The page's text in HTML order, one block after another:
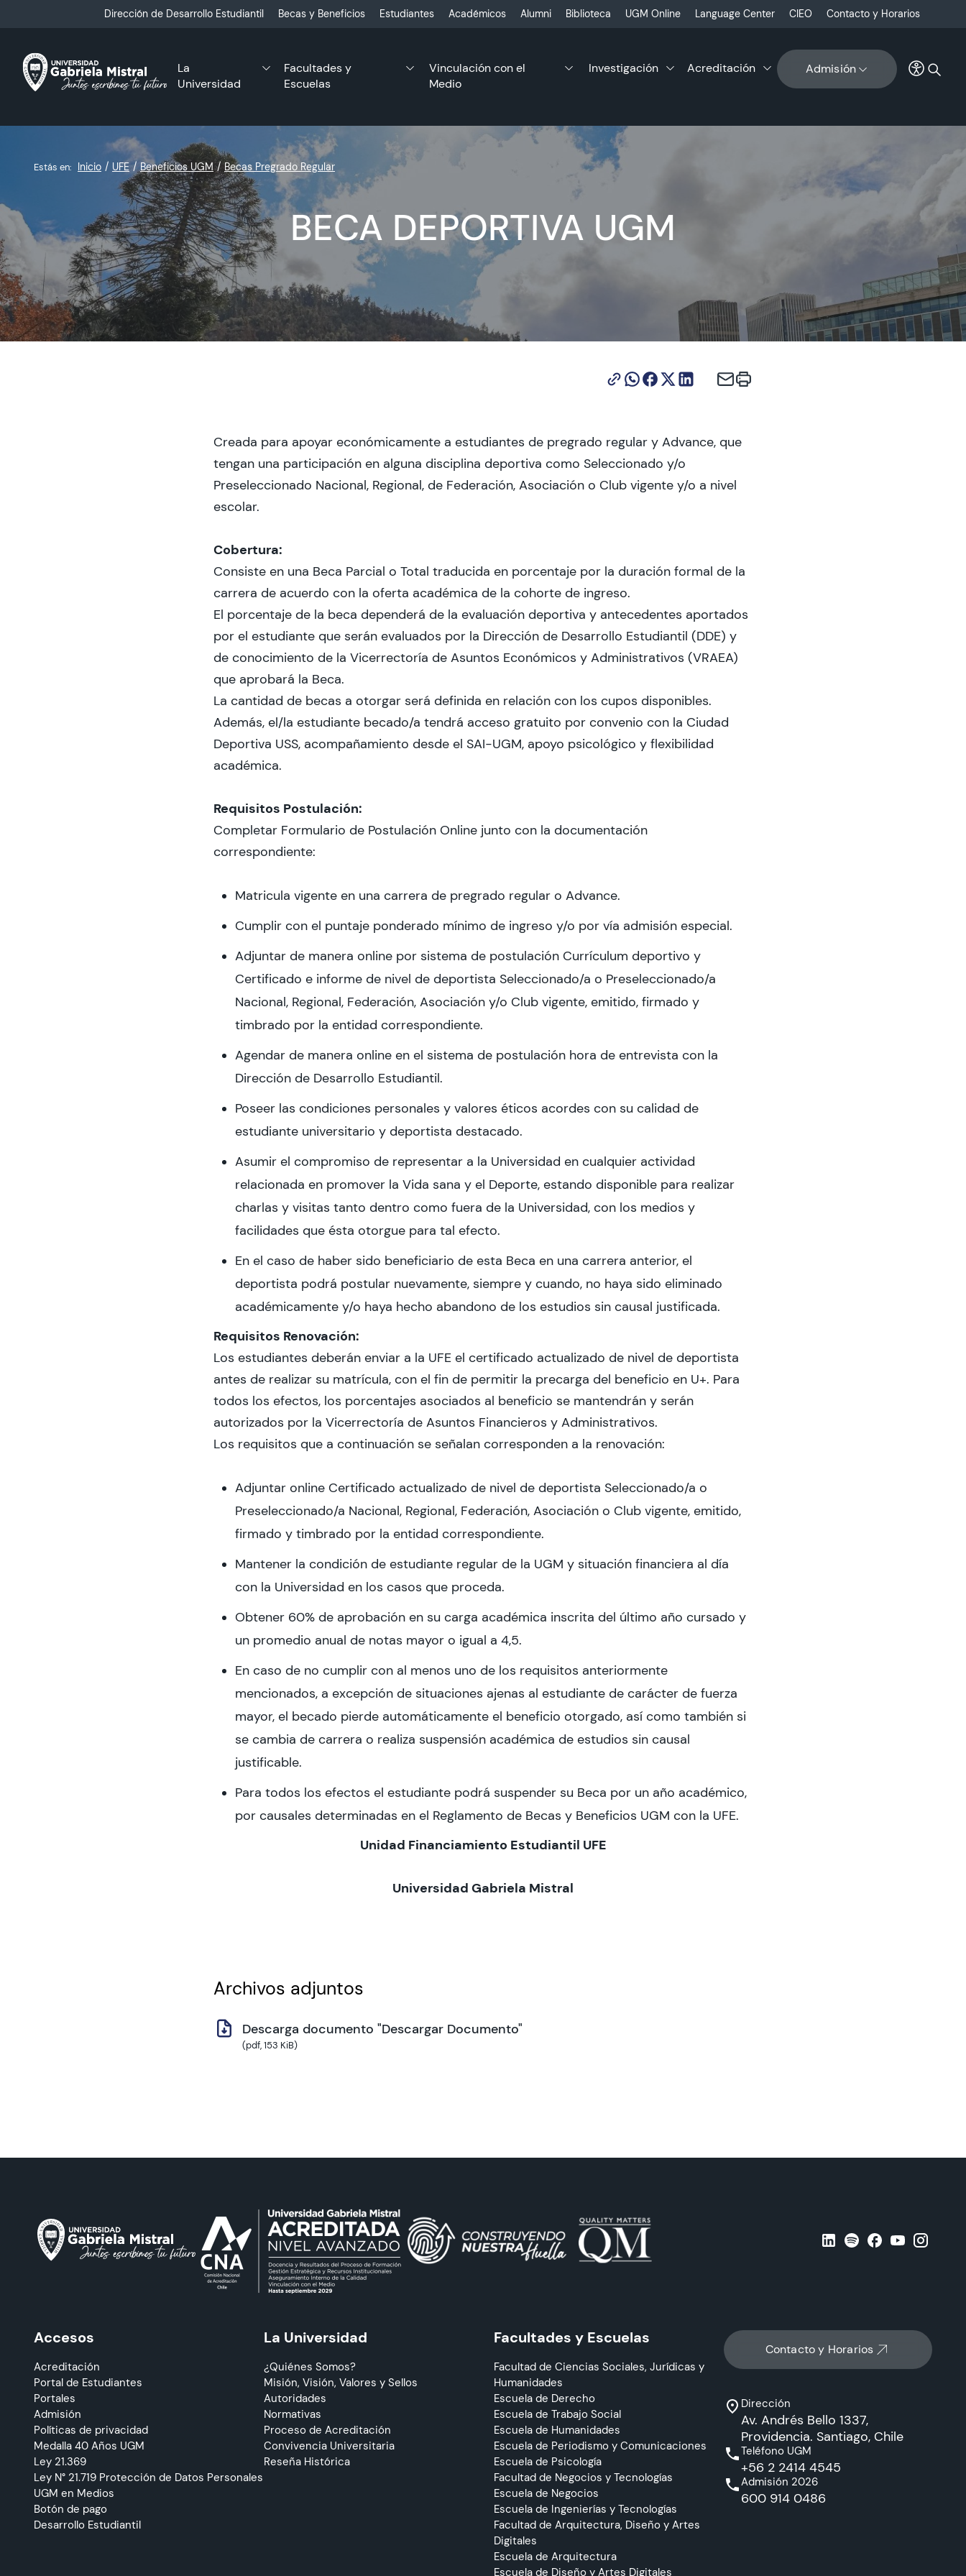
Dirección de Desarrollo Estudiantil Becas y Beneficios Estudiantes Académicos Alumni Biblioteca UGM Online Language Center CIEO Contacto y Horarios
La
Universidad
Facultades y
Escuelas
Vinculación con el
Medio
Investigación Acreditación Admisión
Estás en: Inicio UFE Beneficios UGM Becas Pregrado Regular
BECA DEPORTIVA UGM
Creada para apoyar económicamente a estudiantes de pregrado regular y Advance, que
tengan una participación en alguna disciplina deportiva como Seleccionado y/o
Preseleccionado Nacional, Regional, de Federación, Asociación o Club vigente y/o a nivel
escolar.
Cobertura:
Consiste en una Beca Parcial o Total traducida en porcentaje por la duración formal de la
carrera de acuerdo con la oferta académica de la cohorte de ingreso.
El porcentaje de la beca dependerá de la evaluación deportiva y antecedentes aportados
por el estudiante que serán evaluados por la Dirección de Desarrollo Estudiantil (DDE) y
de conocimiento de la Vicerrectoría de Asuntos Económicos y Administrativos (VRAEA)
que aprobará la Beca.
La cantidad de becas a otorgar será definida en relación con los cupos disponibles.
Además, el/la estudiante becado/a tendrá acceso gratuito por convenio con la Ciudad
Deportiva USS, acompañamiento desde el SAI-UGM, apoyo psicológico y flexibilidad
académica.
Requisitos Postulación:
Completar Formulario de Postulación Online junto con la documentación
correspondiente:
Matricula vigente en una carrera de pregrado regular o Advance.
Cumplir con el puntaje ponderado mínimo de ingreso y/o por vía admisión especial.
Adjuntar de manera online por sistema de postulación Currículum deportivo y
Certificado e informe de nivel de deportista Seleccionado/a o Preseleccionado/a
Nacional, Regional, Federación, Asociación y/o Club vigente, emitido, firmado y
timbrado por la entidad correspondiente.
Agendar de manera online en el sistema de postulación hora de entrevista con la
Dirección de Desarrollo Estudiantil.
Poseer las condiciones personales y valores éticos acordes con su calidad de
estudiante universitario y deportista destacado.
Asumir el compromiso de representar a la Universidad en cualquier actividad
relacionada en promover la Vida sana y el Deporte, estando disponible para realizar
charlas y visitas tanto dentro como fuera de la Universidad, con los medios y
facilidades que ésta otorgue para tal efecto.
En el caso de haber sido beneficiario de esta Beca en una carrera anterior, el
deportista podrá postular nuevamente, siempre y cuando, no haya sido eliminado
académicamente y/o haya hecho abandono de los estudios sin causal justificada.
Requisitos Renovación:
Los estudiantes deberán enviar a la UFE el certificado actualizado de nivel de deportista
antes de realizar su matrícula, con el fin de permitir la precarga del beneficio en U+. Para
todos los efectos, los porcentajes asociados al beneficio se mantendrán y serán
autorizados por la Vicerrectoría de Asuntos Financieros y Administrativos.
Los requisitos que a continuación se señalan corresponden a la renovación:
Adjuntar online Certificado actualizado de nivel de deportista Seleccionado/a o
Preseleccionado/a Nacional, Regional, Federación, Asociación o Club vigente, emitido,
firmado y timbrado por la entidad correspondiente.
Mantener la condición de estudiante regular de la UGM y situación financiera al día
con la Universidad en los casos que proceda.
Obtener 60% de aprobación en su carga académica inscrita del último año cursado y
un promedio anual de notas mayor o igual a 4,5.
En caso de no cumplir con al menos uno de los requisitos anteriormente
mencionados, a excepción de situaciones ajenas al estudiante de carácter de fuerza
mayor, el becado pierde automáticamente el beneficio otorgado, así como también si
se cambia de carrera o realiza suspensión académica de estudios sin causal
justificable.
Para todos los efectos el estudiante podrá suspender su Beca por un año académico,
por causales determinadas en el Reglamento de Becas y Beneficios UGM con la UFE.
Unidad Financiamiento Estudiantil UFE
Universidad Gabriela Mistral
Archivos adjuntos
Descarga documento "Descargar Documento"
(pdf, 153 KiB)
Accesos
Acreditación
Portal de Estudiantes
Portales
Admisión
Políticas de privacidad
Medalla 40 Años UGM
Ley 21.369
Ley N° 21.719 Protección de Datos Personales
UGM en Medios
Botón de pago
Desarrollo Estudiantil
La Universidad
¿Quiénes Somos?
Misión, Visión, Valores y Sellos
Autoridades
Normativas
Proceso de Acreditación
Convivencia Universitaria
Reseña Histórica
Facultades y Escuelas
Facultad de Ciencias Sociales, Jurídicas y
Humanidades
Escuela de Derecho
Escuela de Trabajo Social
Escuela de Humanidades
Escuela de Periodismo y Comunicaciones
Escuela de Psicología
Facultad de Negocios y Tecnologías
Escuela de Negocios
Escuela de Ingenierías y Tecnologías
Facultad de Arquitectura, Diseño y Artes
Digitales
Escuela de Arquitectura
Escuela de Diseño y Artes Digitales
Contacto y Horarios
Dirección
Av. Andrés Bello 1337,
Providencia. Santiago, Chile
Teléfono UGM
+56 2 2414 4545
Admisión 2026
600 914 0486